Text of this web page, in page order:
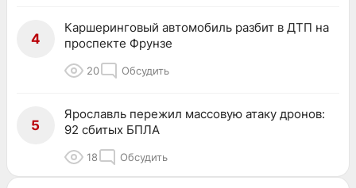
4
Каршеринговый автомобиль разбит в ДТП на
проспекте Фрунзе
20 Обсудить
5
Ярославль пережил массовую атаку дронов:
92 сбитых БПЛА
18 Обсудить